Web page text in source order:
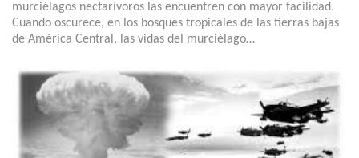
murciélagos nectarívoros las encuentren con mayor facilidad.
Cuando oscurece, en los bosques tropicales de las tierras bajas
de América Central, las vidas del murciélago…